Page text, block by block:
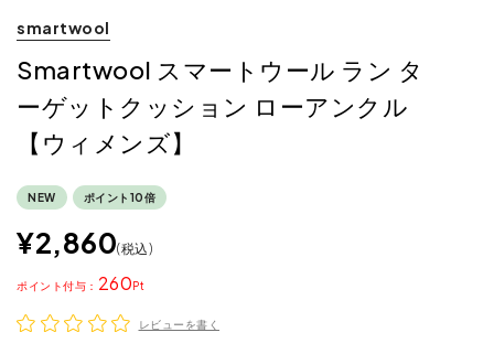
smartwool
Smartwool スマートウール ラン タ
ーゲットクッション ローアンクル
【ウィメンズ】
NEW ポイント10倍
¥2,860 税込
260
ポイント
レビューを書く